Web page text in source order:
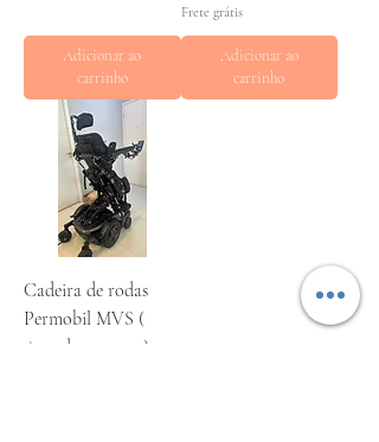
Adicionar ao
carrinho
Frete grátis
Adicionar ao
carrinho
Cadeira de rodas
Permobil MVS (
Agende um teste)